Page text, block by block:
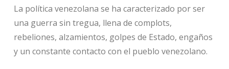
La política venezolana se ha caracterizado por ser
una guerra sin tregua, llena de complots,
rebeliones, alzamientos, golpes de Estado, engaños
y un constante contacto con el pueblo venezolano.